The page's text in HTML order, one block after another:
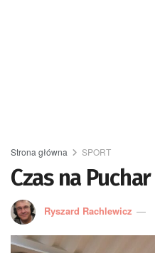
Strona główna SPORT
Czas na Puchar
Ryszard Rachlewicz